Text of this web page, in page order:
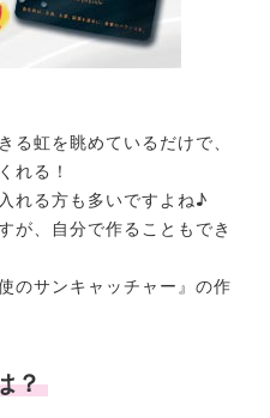
る虹を眺めているだけで、
れる！
れる方も多いですよね♪
が、自分で作ることもでき
のサンキャッチャー』の作
？